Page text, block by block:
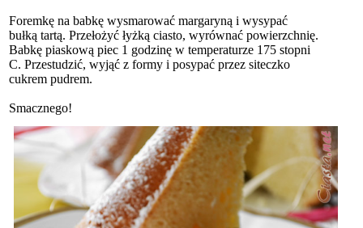
Foremkę na babkę wysmarować margaryną i wysypać
bułką tartą. Przełożyć łyżką ciasto, wyrównać powierzchnię.
Babkę piaskową piec 1 godzinę w temperaturze 175 stopni
C. Przestudzić, wyjąć z formy i posypać przez siteczko
cukrem pudrem.
Smacznego!